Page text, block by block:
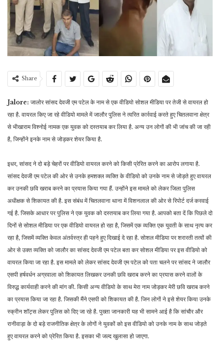
Share
Jalore: जालोर सांसद देवजी एम पटेल के नाम से एक वीडियो सोशल मीडिया पर तेजी से वायरल हो
रहा है. वायरल किए जा रहे वीडियो मामले में जालौर पुलिस ने त्वरित कार्रवाई करते हुए चितलवाना क्षेत्र
से भीखाराम विश्नोई नामक एक युवक को दस्तयाब कर लिया है. अन्य उन लोगों की भी जांच की जा रही
है, जिन्होंने इनके नाम से जोड़कर शेयर किया है.
इधर, सांसद ने दो बड़े चेहरों पर वीडियो वायरल करने को किसी प्रेरित करने का आरोप लगाया है.
सांसद देवजी एम पटेल की ओर से उनके हमशक्ल व्यक्ति के वीडियो को उनके नाम से जोड़ते हुए वायरल
कर उनकी छवि खराब करने का प्रयास किया गया हैं. उन्होंने इस मामले को लेकर जिला पुलिस
अधीक्षक से शिकायत की है. इस संबंध में चितलवाना थाना में विशनलाल की ओर से रिपोर्ट दर्ज करवाई
गई है. जिसके आधार पर पुलिस ने एक युवक को दस्तयाब कर लिया गया है. आपको बता दें कि पिछले दो
दिनों से सोशल मीडिया पर एक वीडियो वायरल हो रहा है, जिसमें एक व्यक्ति एक युवती के साथ नृत्य कर
रहा है, जिसमें व्यक्ति केवल अंतर्वस्त्र ही पहने हुए दिखाई दे रहा है. सोशल मीडिया पर शरारती तत्वों की
ओर से उक्त व्यक्ति को जालौर का सांसद देवजी एम पटेल बता कर सोशल मीडिया पर इस वीडियो को
वायरल किया जा रहा है. इस मामले को लेकर सांसद देवजी एम पटेल को पता चलने पर सांसद ने जालौर
एसपी हर्षवर्धन अग्रवाला को शिकायत लिखकर उनकी छवि खराब करने का प्रयास करने वालों के
विरुद्ध कार्यवाही करने की मांग की. किसी अन्य वीडियो के साथ मेरा नाम जोड़कर मेरी छवि खराब करने
का प्रयास किया जा रहा है. जिसकी मैंने एसपी को शिकायत की है. जिन लोगों ने इसे शेयर किया उनके
स्क्रीन शॉट्स लेकर पुलिस को दिए जा रहे है. पुख्ता जानकारी यह भी सामने आई है कि सांचौर और
रानीवाड़ा के दो बड़े राजनीतिक क्षेत्र के लोगों ने युवकों को इस वीडियो को उनके नाम के साथ जोड़ते
हुए वायरल करने को प्रेरित किया है. इसका भी जल्द खुलासा हो जाएगा.